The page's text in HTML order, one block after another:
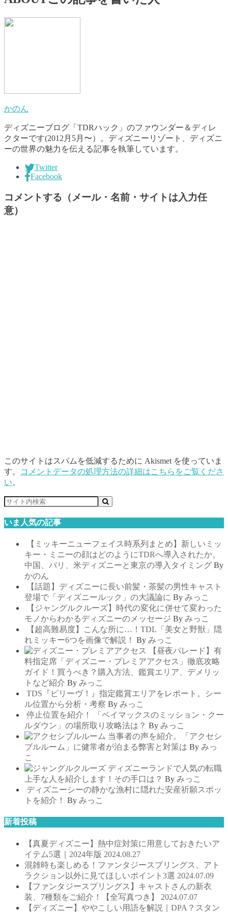
かのん
ディズニーブログ「TDRハック」のファウンダー＆ディレ
クターです(2012月5月〜）。ディズニーリゾート、ディズニ
ーの世界の魅力を伝える記事を執筆しています。
Twitter
Facebook
コメントする（メール・名前・サイトは入力任
意）
このサイトはスパムを低減するために Akismet を使っていま
す。
コメントデータの処理方法の詳細はこちらをご覧くださ
い。
いま人気の記事
【ミッキーニューフェイス時系列まとめ】新しいミッ
キー・ミニーの顔はどのようにTDRへ導入されたか。
中国、パリ、米ディズニーと東京の導入タイミング By
かのん
【話題】ディズニーに長い前髪・茶髪の男性キャスト
登場で「ディズニールック」の大議論に By みっこ
【ジャングルクルーズ】時代の変化に併せて変わった
モノからわかるディズニーのメッセージ By みっこ
【超高難易度】こんな所に…！TDL「美女と野獣」隠
れミッキー6つを画像で解説！
By みっこ
【昼夜パレード】有
料指定席「ディズニー・プレミアアクセス」徹底攻略
ガイド！買うべき？購入方法、鑑賞エリア、デメリッ
トなど紹介 By みっこ
TDS『ビリーヴ！』指定鑑賞エリアをレポート。シー
ル位置から分析・考察 By みっこ
停止位置を紹介！ 「ベイマックスのミッション・クー
ルダウン」の場所取り攻略法は？ By みっこ
当事者の声を紹介。「アクセシ
ブルルーム」に健常者が泊まる弊害と対策は By みっ
こ
ディズニーランドで人気の転職
上手な人を紹介します！その手口は？ By みっこ
ディズニーシーの静かな漁村に隠れた安産祈願スポッ
トを紹介！
By みっこ
新着投稿
【真夏ディズニー】熱中症対策に用意しておきたいア
イテム5選｜2024年版 2024.08.27
混雑時も楽しめる！ファンタジースプリングス、アト
ラクション以外に見てほしいポイント3選 2024.07.09
【ファンタジースプリングス】キャストさんの新衣
装、7種類をご紹介！【全写真つき】 2024.07.07
【ディズニー】ややこしい用語を解説｜DPA？スタン